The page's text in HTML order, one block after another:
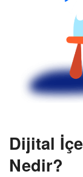
Dijital
Nedir?